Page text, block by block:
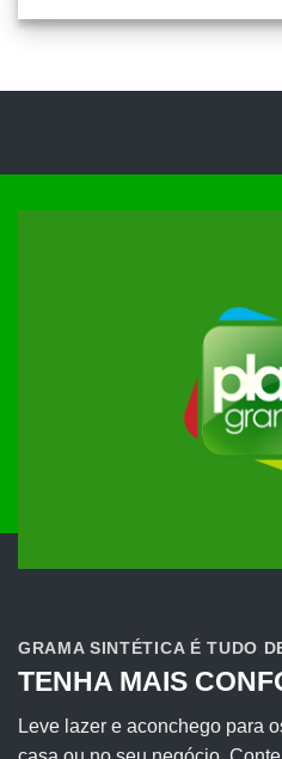
GRAMA SINTÉTICA É TUDO
TENHA MAIS
Leve lazer e aconchego para